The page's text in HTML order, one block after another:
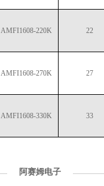
AMFI1608-220K 22
AMFI1608-270K 27
AMFI1608-330K 33
阿赛姆电子